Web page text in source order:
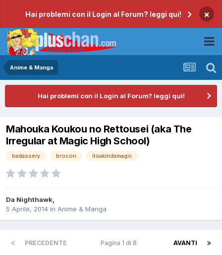
Hai problemi con il Login al Forum? leggi qui! ×
Anime & Manga
Hai problemi con il Login al Forum? leggi qui!
Mahouka Koukou no Rettousei (aka The
Irregular at Magic High School)
badassery brocon itsakindamagic
Da Nighthawk,
5 Aprile, 2014 in Anime & Manga
PRECEDENTE AVANTI
Pagina 1 di 8